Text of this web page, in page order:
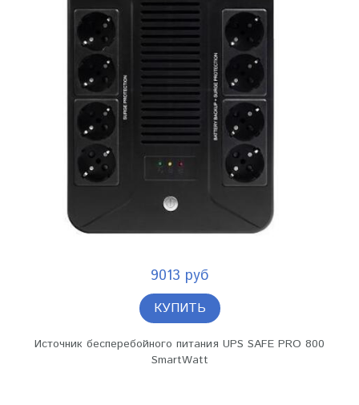
9013 руб
КУПИТЬ
Источник бесперебойного питания UPS SAFE PRO 800
SmartWatt